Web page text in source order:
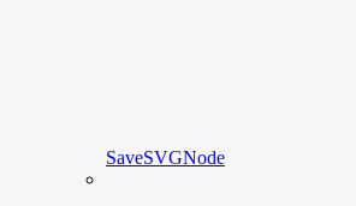
SaveSVGNode